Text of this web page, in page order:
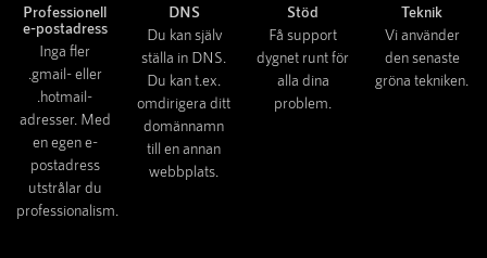
Professionell
e-postadress
Inga fler
.gmail- eller
.hotmail-
adresser. Med
en egen e-
postadress
utstrålar du
professionalism.
DNS
Du kan själv
ställa in DNS.
Du kan t.ex.
omdirigera ditt
domännamn
till en annan
webbplats.
Stöd
Få support
dygnet runt för
alla dina
problem.
Teknik
Vi använder
den senaste
gröna tekniken.